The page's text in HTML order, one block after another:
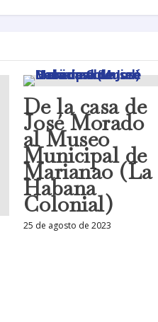
De la casa de
José Morado
al Museo
Municipal de
Marianao (La
Habana
Colonial)
25 de agosto de 2023